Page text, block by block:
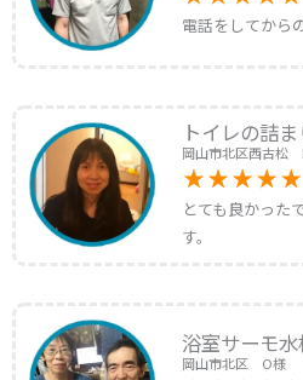
電話をしてから
トイレの詰
岡山市北区西古松
とても良かった
す。
浴室サーモ
岡山市北区 O様